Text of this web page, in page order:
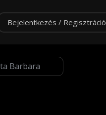
Bejelentkezés / Regisztráció